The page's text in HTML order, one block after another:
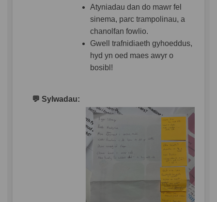
Atyniadau dan do mawr fel
sinema, parc trampolinau, a
chanolfan fowlio.
Gwell trafnidiaeth gyhoeddus,
hyd yn oed maes awyr o
bosibl!
💬 Sylwadau: